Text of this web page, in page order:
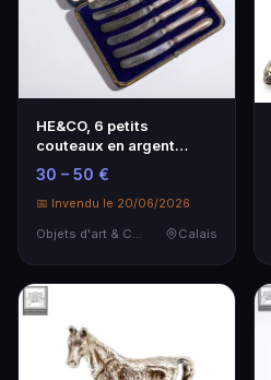
HE&CO, 6 petits
couteaux en argent
fourré Poinçon au Lion
pa…
30 – 50 €
📅 Invendu le 20/06/2026
Objets d'art & Curiosités
Calais